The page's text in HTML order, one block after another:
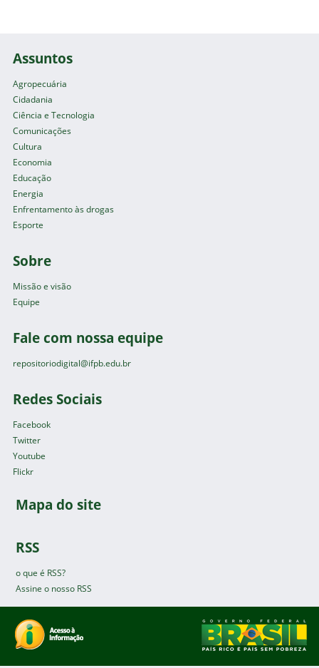
Assuntos
Agropecuária
Cidadania
Ciência e Tecnologia
Comunicações
Cultura
Economia
Educação
Energia
Enfrentamento às drogas
Esporte
Sobre
Missão e visão
Equipe
Fale com nossa equipe
repositoriodigital@ifpb.edu.br
Redes Sociais
Facebook
Twitter
Youtube
Flickr
Mapa do site
RSS
o que é RSS?
Assine o nosso RSS